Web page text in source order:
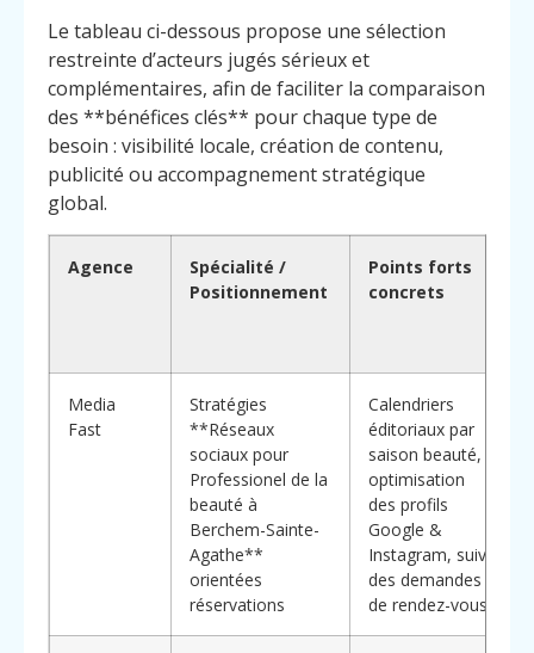
Le tableau ci-dessous propose une sélection
restreinte d’acteurs jugés sérieux et
complémentaires, afin de faciliter la comparaison
des **bénéfices clés** pour chaque type de
besoin : visibilité locale, création de contenu,
publicité ou accompagnement stratégique
global.
Agence
Spécialité /
Positionnement
Points forts
concrets
Media
Fast
Stratégies
**Réseaux
sociaux pour
Professionel de la
beauté à
Berchem-Sainte-
Agathe**
orientées
réservations
Calendriers
éditoriaux par
saison beauté,
optimisation
des profils
Google &
Instagram, suivi
des demandes
de rendez-vous